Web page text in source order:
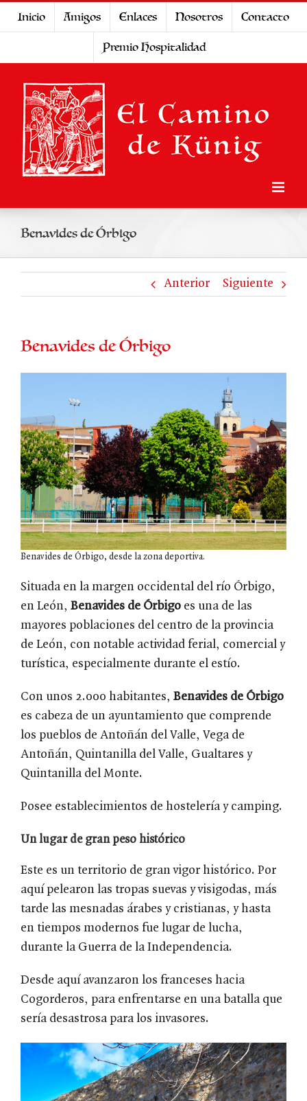
Inicio Amigos Enlaces Nosotros
Contacto
Premio Hospitalidad
Benavides de Órbigo
Anterior Siguiente
Benavides de Órbigo
Benavides de Órbigo, desde la zona deportiva.
Situada en la margen occidental del río Órbigo,
en León, Benavides de Órbigo es una de las
mayores poblaciones del centr0 de la provincia
de León, con notable actividad ferial, comercial y
turística, especialmente durante el estío.
Con unos 2.000 habitantes, Benavides de Órbigo
es cabeza de un ayuntamiento que comprende
los pueblos de Antoñán del Valle, Vega de
Antoñán, Quintanilla del Valle, Gualtares y
Quintanilla del Monte.
Posee establecimientos de hostelería y camping.
Un lugar de gran peso histórico
Este es un territorio de gran vigor histórico. Por
aquí pelearon las tropas suevas y visigodas, más
tarde las mesnadas árabes y cristianas, y hasta
en tiempos modernos fue lugar de lucha,
durante la Guerra de la Independencia.
Desde aquí avanzaron los franceses hacia
Cogorderos, para enfrentarse en una batalla que
sería desastrosa para los invasores.